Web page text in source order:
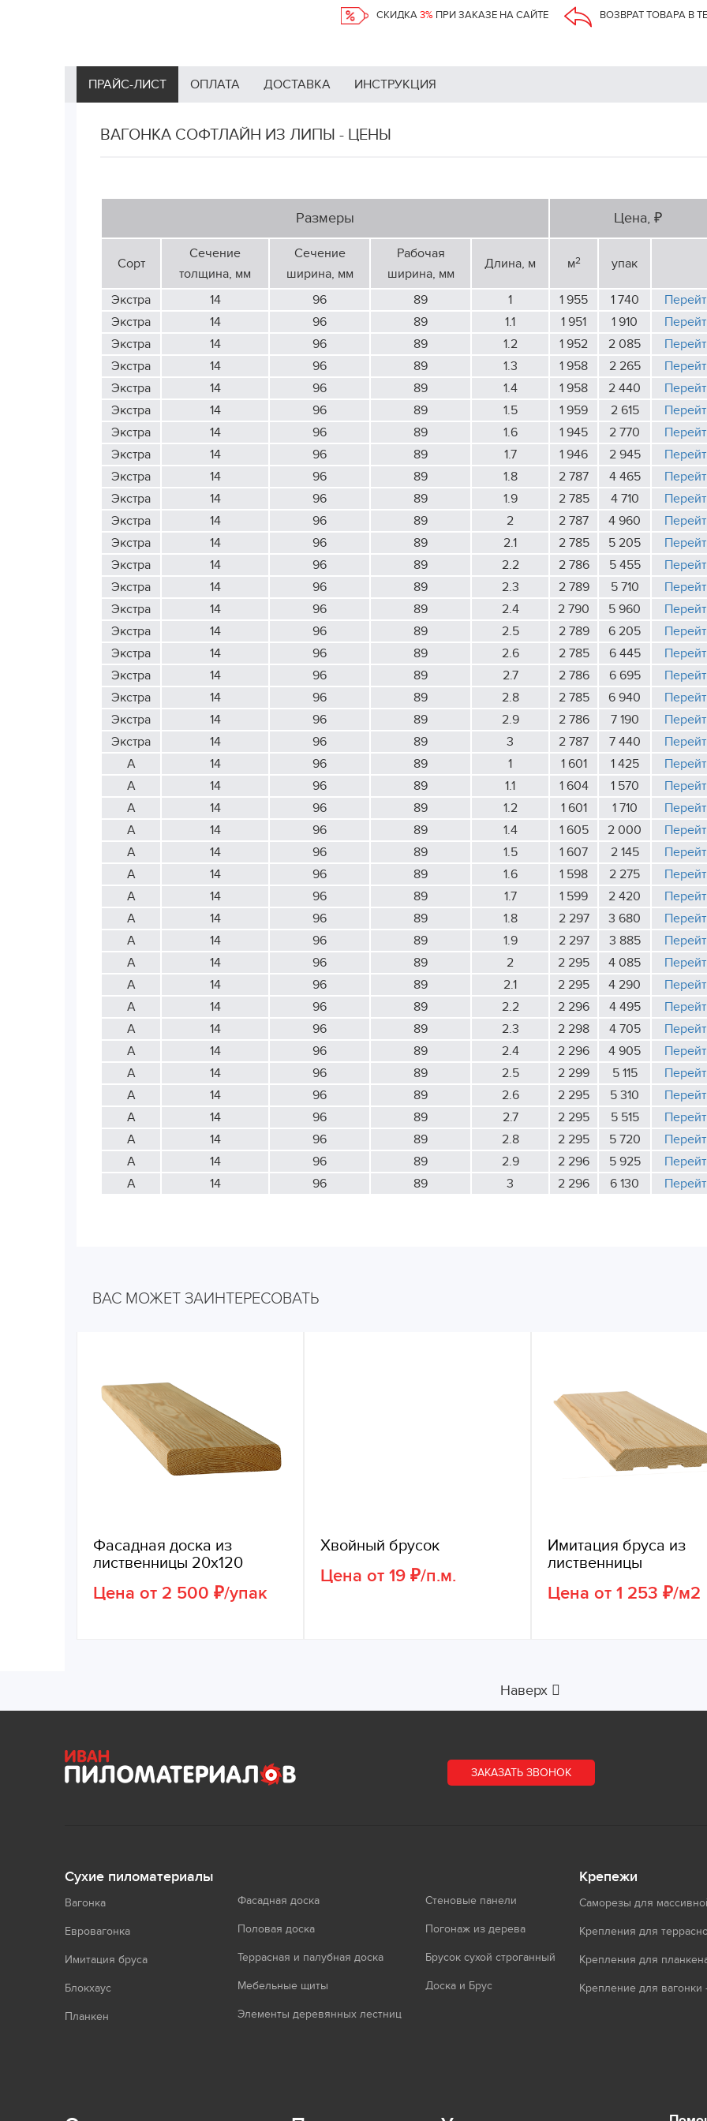
СКИДКА3% ПРИ ЗАКАЗЕ НА САЙТЕ ВОЗВРАТ ТОВАРА В
ПРАЙС-ЛИСТ ОПЛАТА ДОСТАВКА ИНСТРУКЦИЯ
ВАГОНКА СОФТЛАЙН ИЗ ЛИПЫ - ЦЕНЫ
Размеры Цена, ₽
Сорт
Сечение
толщина, мм
Сечение
ширина, мм
Рабочая
ширина, мм
Длина, м м2 упак
Экстра 14 96 89 1 1 955 1 740
Экстра
14 96 89 1.1 1 951 1 910
Экстра
14 96 89 1.2 1 952 2 085
Экстра
14 96 89 1.3 1 958 2 265
Экстра
14 96 89 1.4 1 958 2 440
Экстра
14 96 89 1.5 1 959 2 615
Экстра
14 96 89 1.6 1 945 2 770
Экстра
14 96 89 1.7 1 946 2 945
Экстра
14 96 89 1.8 2 787 4 465
Экстра
14 96 89 1.9 2 785 4 710
Экстра
14 96 89 2 2 787 4 960
Экстра
14 96 89 2.1 2 785 5 205
Экстра
14 96 89 2.2 2 786 5 455
Экстра
14 96 89 2.3 2 789 5 710
Экстра
14 96 89 2.4 2 790 5 960
Экстра
14 96 89 2.5 2 789 6 205
Экстра
14 96 89 2.6 2 785 6 445
Экстра
14 96 89 2.7 2 786 6 695
Экстра
14 96 89 2.8 2 785 6 940
Экстра
14 96 89 2.9 2 786 7 190
Экстра
14 96 89 3 2 787 7 440
А
14 96 89 1 1 601 1 425
А
14 96 89 1.1 1 604 1 570
А
14 96 89 1.2 1 601 1 710
А
14 96 89 1.4 1 605 2 000
А
14 96 89 1.5 1 607 2 145
А
14 96 89 1.6 1 598 2 275
А
14 96 89 1.7 1 599 2 420
А
14 96 89 1.8 2 297 3 680
А
14 96 89 1.9 2 297 3 885
А
14 96 89 2 2 295 4 085
А
14 96 89 2.1 2 295 4 290
А
14 96 89 2.2 2 296 4 495
А
14 96 89 2.3 2 298 4 705
А
14 96 89 2.4 2 296 4 905
А
14 96 89 2.5 2 299 5 115
А
14 96 89 2.6 2 295 5 310
А
14 96 89 2.7 2 295 5 515
А
14 96 89 2.8 2 295 5 720
А
14 96 89 2.9 2 296 5 925
А
14 96 89 3 2 296 6 130
ВАС МОЖЕТ ЗАИНТЕРЕСОВАТЬ
Фасадная доска из
лиственницы 20х120
Цена от 2 500 ₽/упак
Хвойный брусок
Цена от 19 ₽/п.м.
Имитация бруса из
лиственницы
Цена от 1 253 ₽/м2
Наверх
ЗАКАЗАТЬ ЗВОНОК
Сухие пиломатериалы
Вагонка
Евровагонка
Имитация бруса
Блокхаус
Планкен
Фасадная доска
Половая доска
Террасная и палубная доска
Мебельные щиты
Элементы деревянных лестниц
Стеновые панели
Погонаж из дерева
Брусок сухой строганный
Доска и Брус
Крепежи
Саморезы для
Крепления для
Крепления для
Крепление для вагонки